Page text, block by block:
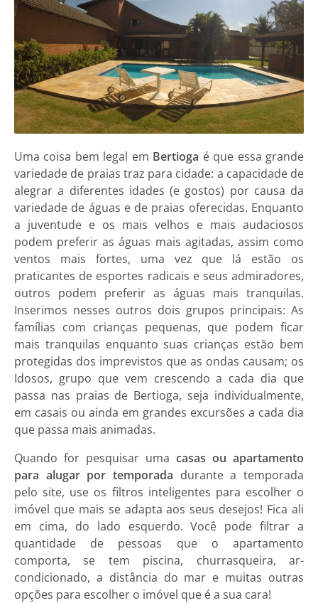
Uma coisa bem legal em Bertioga é que essa grande
variedade de praias traz para cidade: a capacidade de
alegrar a diferentes idades (e gostos) por causa da
variedade de águas e de praias oferecidas. Enquanto
a juventude e os mais velhos e mais audaciosos
podem preferir as águas mais agitadas, assim como
ventos mais fortes, uma vez que lá estão os
praticantes de esportes radicais e seus admiradores,
outros podem preferir as águas mais tranquilas.
Inserimos nesses outros dois grupos principais: As
famílias com crianças pequenas, que podem ficar
mais tranquilas enquanto suas crianças estão bem
protegidas dos imprevistos que as ondas causam; os
Idosos, grupo que vem crescendo a cada dia que
passa nas praias de Bertioga, seja individualmente,
em casais ou ainda em grandes excursões a cada dia
que passa mais animadas.
Quando for pesquisar uma casas ou apartamento
para alugar por temporada durante atemporada
pelo site, use os filtros inteligentes para escolher o
imóvel que mais se adapta aos seus desejos! Fica ali
em cima, do lado esquerdo. Você pode filtrar a
quantidade de pessoas que o apartamento
comporta, se tem piscina, churrasqueira, ar-
condicionado, a distância do mar e muitas outras
opções para escolher o imóvel que é a sua cara!